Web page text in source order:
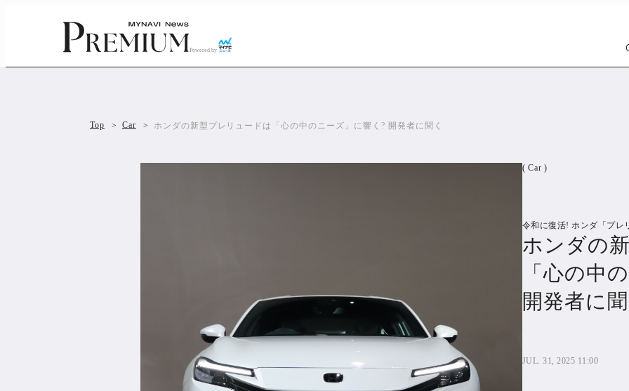
Powered by
Car 1299
SBIネオ
Top Car ホンダの新型プレリュードは「心の中のニーズ」に響く? 開発者に聞く
( Car )
令和に復活! ホンダ「プレ
ホンダの
「心の中
開発者に聞
JUL. 31, 2025 11:00